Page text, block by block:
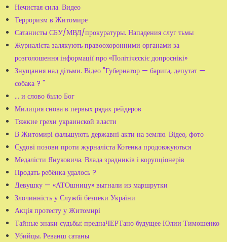
Нечистая сила. Видео
Терроризм в Житомире
Сатанисты СБУ/МВД/прокуратуры. Нападения слуг тьмы
Журналіста залякують правоохоронними органами за
розголошення інформації про «Політічєскіє допроснікі»
Знущання над дітьми. Відео "Губернатор — барига, депутат —
собака ? "
... и слово было Бог
Милиция снова в первых рядах рейдеров
Тяжкие грехи украинской власти
В Житомирі фальшують державні акти на землю. Відео, фото
Судові позови проти журналіста Котенка продовжуються
Медалісти Януковича. Влада зрадників і корупціонерів
Продать ребёнка удалось ?
Девушку — «АТОшницу» выгнали из маршрутки
Злочинність у Службі безпеки України
Акція протесту у Житомирі
Тайные знаки судьбы: преднаЧЕРТано будущее Юлии Тимошенко
Убийцы. Реванш сатаны